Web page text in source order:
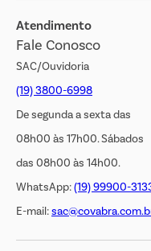
Jornal de Ofertas
Transparência Salarial
Atendimento
Fale Conosco
SAC/Ouvidoria
(19) 3800-6998
De segunda a sexta das
08h00 às 17h00. Sábados
das 08h00 às 14h00.
WhatsApp:(19) 99900-
E-mail: